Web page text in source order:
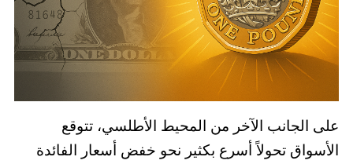
على الجانب الآخر من المحيط الأطلسي، تتوقع
الأسواق تحولاً أسرع بكثير نحو خفض أسعار الفائدة